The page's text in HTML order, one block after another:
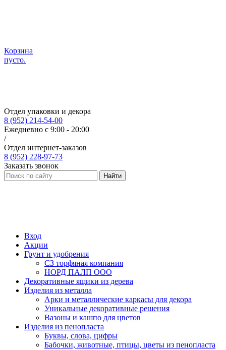
Корзина
пусто.
Отдел упаковки и декора
8 (952) 214-54-00
Ежедневно с 9:00 - 20:00
/
Отдел интернет-заказов
8 (952) 228-97-73
Заказать звонок
Найти
Вход
Акции
Грунт и удобрения
СЗ торфяная компания
НОРД ПАЛП ООО
Декоративные ящики из дерева
Изделия из металла
Арки и металлические каркасы для декора
Уникальные декоративные решения
Вазоны и кашпо для цветов
Изделия из пенопласта
Буквы, слова, цифры
Бабочки, животные, птицы, цветы из пенопласта